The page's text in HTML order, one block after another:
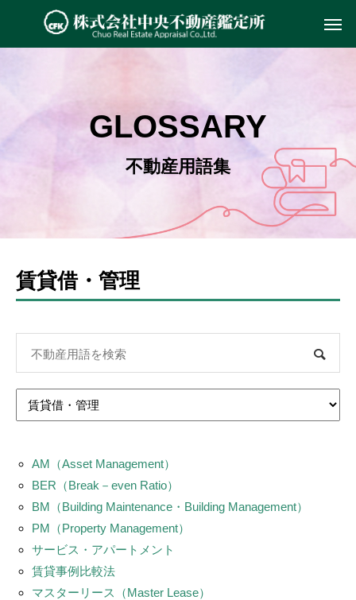
GLOSSARY
不動産用語集
賃貸借・管理
AM（Asset Management）
BER（Break－even Ratio）
BM（Building Maintenance・Building Management）
PM（Property Management）
サービス・アパートメント
賃貸事例比較法
マスターリース（Master Lease）